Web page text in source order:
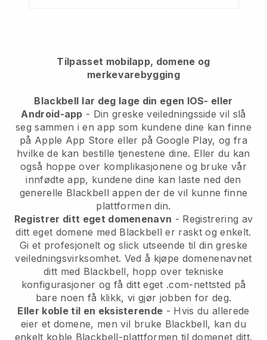
Tilpasset mobilapp, domene og
merkevarebygging
Blackbell lar deg lage din egen IOS- eller
Android-app - Din greske veiledningsside vil slå
seg sammen i en app som kundene dine kan finne
på Apple App Store eller på Google Play, og fra
hvilke de kan bestille tjenestene dine. Eller du kan
også hoppe over komplikasjonene og bruke vår
innfødte app, kundene dine kan laste ned den
generelle Blackbell appen der de vil kunne finne
plattformen din.
Registrer ditt eget domenenavn - Registrering av
ditt eget domene med Blackbell er raskt og enkelt.
Gi et profesjonelt og slick utseende til din greske
veiledningsvirksomhet. Ved å kjøpe domenenavnet
ditt med Blackbell, hopp over tekniske
konfigurasjoner og få ditt eget .com-nettsted på
bare noen få klikk, vi gjør jobben for deg.
Eller koble til en eksisterende - Hvis du allerede
eier et domene, men vil bruke Blackbell, kan du
enkelt koble Blackbell-plattformen til domenet ditt.